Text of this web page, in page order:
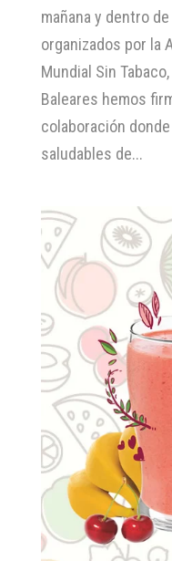
mañana y dentro
organizados por la
Mundial Sin
Baleares hemos
colaboración
saludables de...